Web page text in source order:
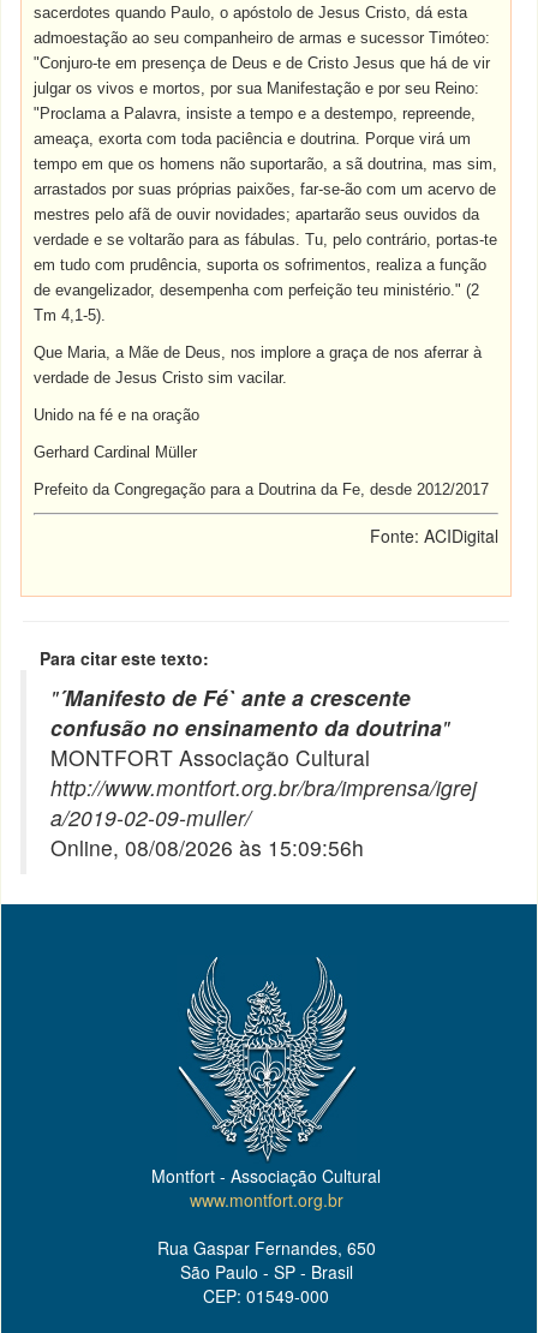
sacerdotes quando Paulo, o apóstolo de Jesus Cristo, dá esta
admoestação ao seu companheiro de armas e sucessor Timóteo:
"Conjuro-te em presença de Deus e de Cristo Jesus que há de vir
julgar os vivos e mortos, por sua Manifestação e por seu Reino:
"Proclama a Palavra, insiste a tempo e a destempo, repreende,
ameaça, exorta com toda paciência e doutrina. Porque virá um
tempo em que os homens não suportarão, a sã doutrina, mas sim,
arrastados por suas próprias paixões, far-se-ão com um acervo de
mestres pelo afã de ouvir novidades; apartarão seus ouvidos da
verdade e se voltarão para as fábulas. Tu, pelo contrário, portas-te
em tudo com prudência, suporta os sofrimentos, realiza a função
de evangelizador, desempenha com perfeição teu ministério." (2
Tm 4,1-5).
Que Maria, a Mãe de Deus, nos implore a graça de nos aferrar à
verdade de Jesus Cristo sim vacilar.
Unido na fé e na oração
Gerhard Cardinal Müller
Prefeito da Congregação para a Doutrina da Fe, desde 2012/2017
Fonte: ACIDigital
Para citar este texto:
"´Manifesto de Fé` ante a crescente
confusão no ensinamento da doutrina"
MONTFORT Associação Cultural
http://www.montfort.org.br/bra/imprensa/igrej
a/2019-02-09-muller/
Online, 08/08/2026 às 15:09:56h
Montfort - Associação Cultural
www.montfort.org.br
Rua Gaspar Fernandes, 650
São Paulo - SP - Brasil
CEP: 01549-000